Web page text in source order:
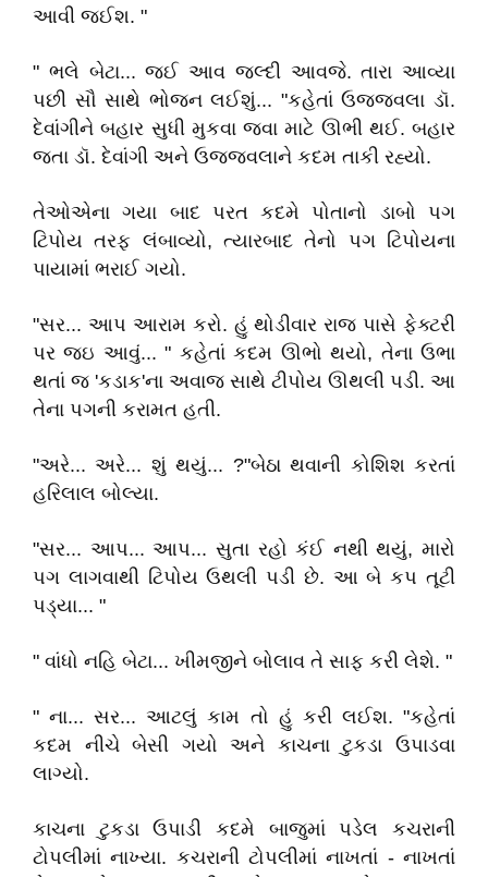
આવી જઈશ. "
" ભલે બેટા... જઈ આવ જલ્દી આવજે. તારા આવ્યા
પછી સૌ સાથે ભોજન લઈશું... "કહેતાં ઉજજવલા ડૉ.
દેવાંગીને બહાર સુધી મુકવા જવા માટે ઊભી થઈ. બહાર
જતા ડૉ. દેવાંગી અને ઉજ્જવલાને કદમ તાકી રહ્યો.
તેઓએના ગયા બાદ પરત કદમે પોતાનો ડાબો પગ
ટિપોય તરફ લંબાવ્યો, ત્યારબાદ તેનો પગ ટિપોયના
પાયામાં ભરાઈ ગયો.
"સર... આપ આરામ કરો. હું થોડીવાર રાજ પાસે ફેક્ટરી
પર જઇ આવું... " કહેતાં કદમ ઊભો થયો, તેના ઉભા
થતાં જ 'કડાક'ના અવાજ સાથે ટીપોય ઊથલી પડી. આ
તેના પગની કરામત હતી.
"અરે... અરે... શું થયું... ?"બેઠા થવાની કોશિશ કરતાં
હરિલાલ બોલ્યા.
"સર... આપ... આપ... સુતા રહો કંઈ નથી થયું, મારો
પગ લાગવાથી ટિપોય ઉથલી પડી છે. આ બે કપ તૂટી
પડ્યા... "
" વાંધો નહિ બેટા... ખીમજીને બોલાવ તે સાફ કરી લેશે. "
" ના... સર... આટલું કામ તો હું કરી લઈશ. "કહેતાં
કદમ નીચે બેસી ગયો અને કાચના ટુકડા ઉપાડવા
લાગ્યો.
કાચના ટુકડા ઉપાડી કદમે બાજુમાં પડેલ કચરાની
ટોપલીમાં નાખ્યા. કચરાની ટોપલીમાં નાખતાં - નાખતાં